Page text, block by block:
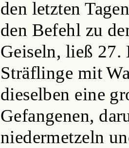
den letzten
den Befehl zu
Geiseln, ließ 27.
Sträflinge mit
dieselben eine
Gefangenen,
niedermetzeln